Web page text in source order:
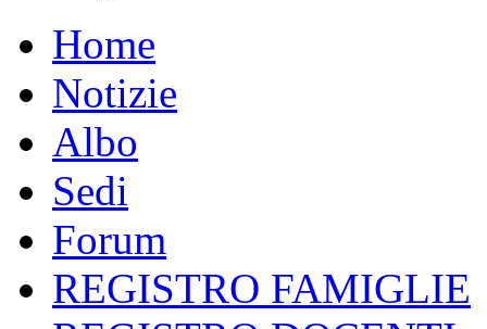
Home
Notizie
Albo
Sedi
Forum
REGISTRO FAMIGLIE